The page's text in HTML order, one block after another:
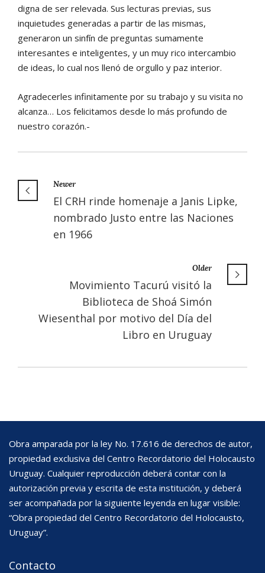
digna de ser relevada. Sus lecturas previas, sus
inquietudes generadas a partir de las mismas,
generaron un sinfín de preguntas sumamente
interesantes e inteligentes, y un muy rico intercambio
de ideas, lo cual nos llenó de orgullo y paz interior.
Agradecerles infinitamente por su trabajo y su visita no
alcanza… Los felicitamos desde lo más profundo de
nuestro corazón.-
Newer
El CRH rinde homenaje a Janis Lipke,
nombrado Justo entre las Naciones
en 1966
Older
Movimiento Tacurú visitó la
Biblioteca de Shoá Simón
Wiesenthal por motivo del Día del
Libro en Uruguay
Obra amparada por la ley No. 17.616 de derechos de autor,
propiedad exclusiva del Centro Recordatorio del Holocausto
Uruguay. Cualquier reproducción deberá contar con la
autorización previa y escrita de esta institución, y deberá
ser acompañada por la siguiente leyenda en lugar visible:
“Obra propiedad del Centro Recordatorio del Holocausto,
Uruguay”.
Contacto